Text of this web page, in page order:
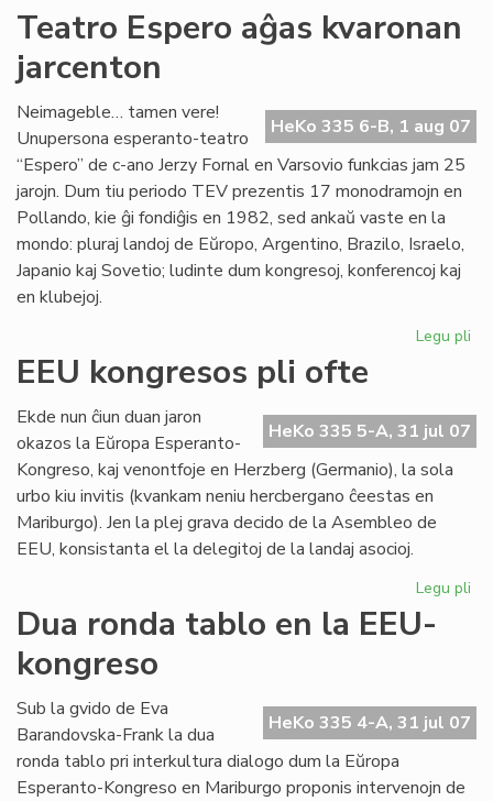
Teatro Espero aĝas kvaronan
jarcenton
HeKo 335 6-B, 1 aug 07
Neimageble… tamen vere!
Unupersona esperanto-teatro
“Espero” de c-ano Jerzy Fornal en Varsovio funkcias jam 25
jarojn. Dum tiu periodo TEV prezentis 17 monodramojn en
Pollando, kie ĝi fondiĝis en 1982, sed ankaŭ vaste en la
mondo: pluraj landoj de Eŭropo, Argentino, Brazilo, Israelo,
Japanio kaj Sovetio; ludinte dum kongresoj, konferencoj kaj
en klubejoj.
Legu pli
EEU kongresos pli ofte
HeKo 335 5-A, 31 jul 07
Ekde nun ĉiun duan jaron
okazos la Eŭropa Esperanto-
Kongreso, kaj venontfoje en Herzberg (Germanio), la sola
urbo kiu invitis (kvankam neniu hercbergano ĉeestas en
Mariburgo). Jen la plej grava decido de la Asembleo de
EEU, konsistanta el la delegitoj de la landaj asocioj.
Legu pli
Dua ronda tablo en la EEU-
kongreso
HeKo 335 4-A, 31 jul 07
Sub la gvido de Eva
Barandovska-Frank la dua
ronda tablo pri interkultura dialogo dum la Eŭropa
Esperanto-Kongreso en Mariburgo proponis intervenojn de